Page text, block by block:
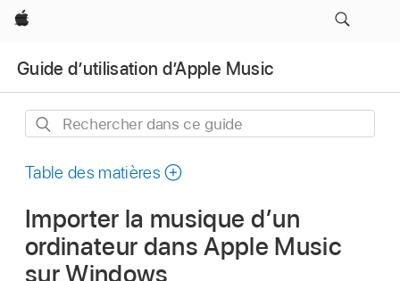
Apple
Guide d’utilisation d’Apple Music
Rechercher
ce
Table des matières
Importer la musique d’un
ordinateur dans Apple Music
sur Windows